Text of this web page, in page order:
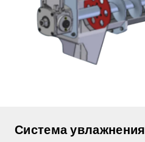
Система увлажнения